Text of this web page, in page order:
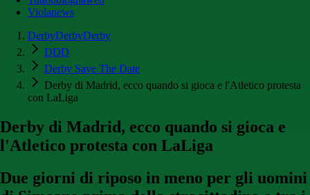
Violanews
DerbyDerbyDerby
DDD
Derby Save The Date
Derby di Madrid, ecco quando si gioca e l'Atletico protesta
con LaLiga
Derby di Madrid, ecco quando si gioca e
l'Atletico protesta con LaLiga
Due giorni di riposo in meno per gli uomini